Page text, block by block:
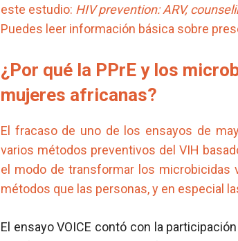
este estudio: HIV prevention: ARV,
Puedes leer información básica sobre
¿Por qué la PPrE y los
mujeres africanas?
El fracaso de uno de los ensayos de
varios métodos preventivos del VIH
el modo de transformar los microbicidas
métodos que las personas, y en especial
El ensayo VOICE contó con la